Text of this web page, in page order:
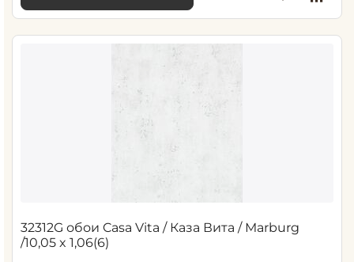
32312G обои Casa Vita / Каза Вита / Marburg
/10,05 x 1,06(6)